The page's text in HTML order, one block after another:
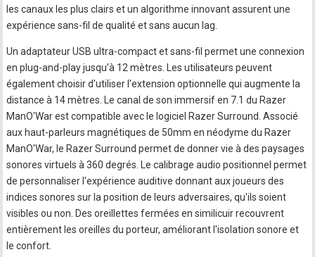
les canaux les plus clairs et un algorithme innovant assurent une
expérience sans-fil de qualité et sans aucun lag.
Un adaptateur USB ultra-compact et sans-fil permet une connexion
en plug-and-play jusqu'à 12 mètres. Les utilisateurs peuvent
également choisir d'utiliser l'extension optionnelle qui augmente la
distance à 14 mètres. Le canal de son immersif en 7.1 du Razer
ManO'War est compatible avec le logiciel Razer Surround. Associé
aux haut-parleurs magnétiques de 50mm en néodyme du Razer
ManO'War, le Razer Surround permet de donner vie à des paysages
sonores virtuels à 360 degrés. Le calibrage audio positionnel permet
de personnaliser l'expérience auditive donnant aux joueurs des
indices sonores sur la position de leurs adversaires, qu'ils soient
visibles ou non. Des oreillettes fermées en similicuir recouvrent
entièrement les oreilles du porteur, améliorant l'isolation sonore et
le confort.